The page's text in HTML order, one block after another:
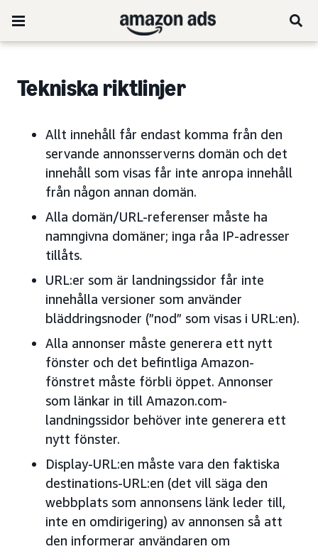
Tekniska riktlinjer
Allt innehåll får endast komma från den
servande annonsserverns domän och det
innehåll som visas får inte anropa innehåll
från någon annan domän.
Alla domän/URL-referenser måste ha
namngivna domäner; inga råa IP-adresser
tillåts.
URL:er som är landningssidor får inte
innehålla versioner som använder
bläddringsnoder (”nod” som visas i URL:en).
Alla annonser måste generera ett nytt
fönster och det befintliga Amazon-
fönstret måste förbli öppet. Annonser
som länkar in till Amazon.com-
landningssidor behöver inte generera ett
nytt fönster.
Display-URL:en måste vara den faktiska
destinations-URL:en (det vill säga den
webbplats som annonsens länk leder till,
inte en omdirigering) av annonsen så att
den informerar användaren om